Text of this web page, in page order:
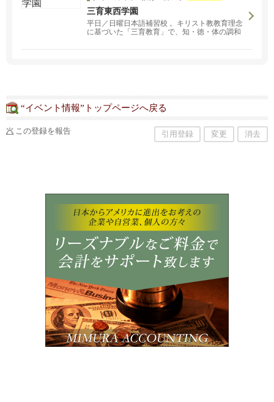
三育東西学園
平日／日曜日本語補習校 。キリスト教教育理念
に基づいた「三育教育」で、知・徳・体の調和
“イベント情報”トップページへ戻る
この登録を報告 引用登録 変更 消去